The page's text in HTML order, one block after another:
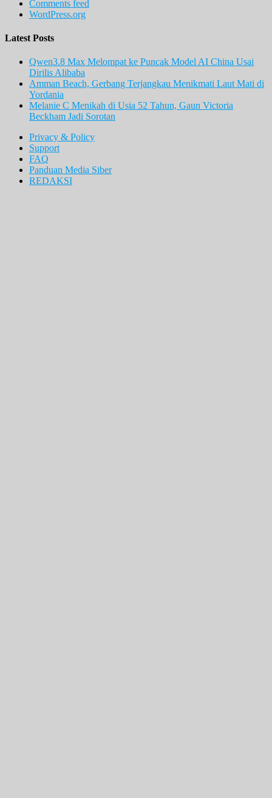
Comments feed
WordPress.org
Latest Posts
Qwen3.8 Max Melompat ke Puncak Model AI China Usai
Dirilis Alibaba
Amman Beach, Gerbang Terjangkau Menikmati Laut Mati di
Yordania
Melanie C Menikah di Usia 52 Tahun, Gaun Victoria
Beckham Jadi Sorotan
Privacy & Policy
Support
FAQ
Panduan Media Siber
REDAKSI